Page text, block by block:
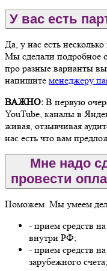
У вас есть
Да, у нас есть
Мы сделали подробное
про разные варианты
напишите менеджеру
ВАЖНО: В первую
YouTube, каналы в
живая, отзывчивая
нас есть что вам
Мне надо
провести
Поможем. Мы умеем
- прием средств
внутри РФ;
- прием средств
зарубежного счета;